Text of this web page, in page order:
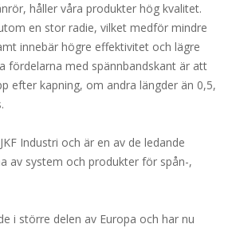
håller våra produkter hög kvalitet.
en stor radie, vilket medför mindre
innebär högre effektivitet och lägre
fördelarna med spännbandskant är att
efter kapning, om andra längder än 0,5,
Industri och är en av de ledande
av system och produkter för spån-,
i större delen av Europa och har nu